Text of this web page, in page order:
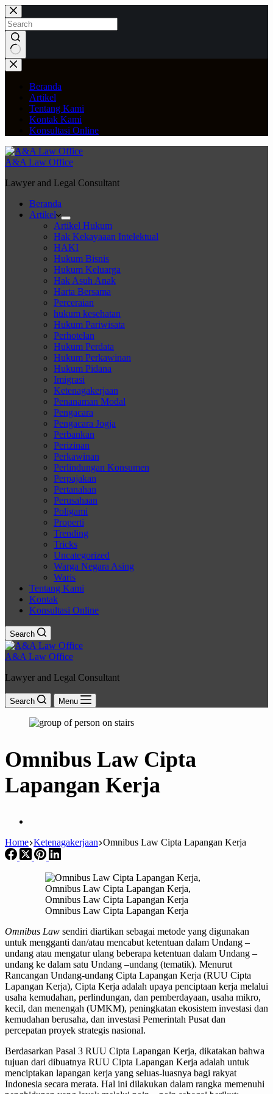
Skip
to
content
No
results
Beranda
Artikel
Tentang Kami
Kontak Kami
Konsultasi Online
A&A Law Office
Lawyer and Legal Consultant
Beranda
Artikel
Artikel Hukum
Hak Kekayaaan Intelektual
HAKI
Hukum Bisnis
Hukum Keluarga
Hak Asuh Anak
Harta Bersama
Perceraian
hukum kesehatan
Hukum Pariwisata
Perhotelan
Hukum Perdata
Hukum Perkawinan
Hukum Pidana
Imigrasi
Ketenagakerjaan
Penanaman Modal
Pengacara
Pengacara Jogja
Perbankan
Perizinan
Perkawinan
Perlindungan Konsumen
Perpajakan
Pertanahan
Perusahaan
Poligami
Properti
Trending
Tricks
Uncategorized
Warga Negara Asing
Waris
Tentang Kami
Kontak
Konsultasi Online
Search
A&A Law Office
Lawyer and Legal Consultant
Search Menu
Omnibus Law Cipta
Lapangan Kerja
Home Ketenagakerjaan Omnibus Law Cipta Lapangan Kerja
Omnibus Law Cipta Lapangan Kerja
Omnibus Law sendiri diartikan sebagai metode yang digunakan
untuk mengganti dan/atau mencabut ketentuan dalam Undang –
undang atau mengatur ulang beberapa ketentuan dalam Undang –
undang ke dalam satu Undang –undang (tematik). Menurut
Rancangan Undang-undang Cipta Lapangan Kerja (RUU Cipta
Lapangan Kerja), Cipta Kerja adalah upaya penciptaan kerja melalui
usaha kemudahan, perlindungan, dan pemberdayaan, usaha mikro,
kecil, dan menengah (UMKM), peningkatan ekosistem investasi dan
kemudahan berusaha, dan investasi Pemerintah Pusat dan
percepatan proyek strategis nasional.
Berdasarkan Pasal 3 RUU Cipta Lapangan Kerja, dikatakan bahwa
tujuan dari dibuatnya RUU Cipta Lapangan Kerja adalah untuk
menciptakan lapangan kerja yang seluas-luasnya bagi rakyat
Indonesia secara merata. Hal ini dilakukan dalam rangka memenuhi